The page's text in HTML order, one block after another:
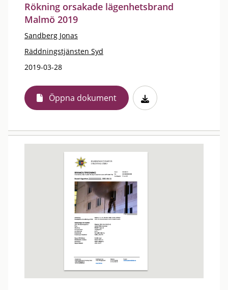
Rökning orsakade lägenhetsbrand
Malmö 2019
Sandberg Jonas
Räddningstjänsten Syd
2019-03-28
Öppna dokument